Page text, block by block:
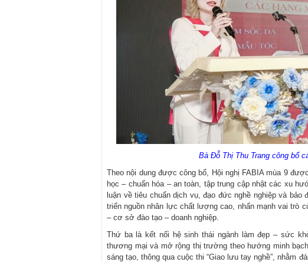
Bà Đỗ Thị Thu Trang công bố
Theo nội dung được công bố, Hội nghị FABIA mùa 9
học – chuẩn hóa – an toàn, tập trung cập nhật các xu
luận về tiêu chuẩn dịch vụ, đạo đức nghề nghiệp và
triển nguồn nhân lực chất lượng cao, nhấn mạnh vai trò
– cơ sở đào tạo – doanh nghiệp.
Thứ ba là kết nối hệ sinh thái ngành làm đẹp – sức
thương mại và mở rộng thị trường theo hướng minh
sáng tạo, thông qua cuộc thi “Giao lưu tay nghề”, nhằm